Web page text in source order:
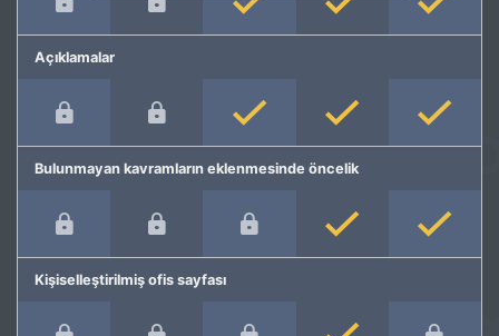
Açıklamalar
Bulunmayan kavramların eklenmesinde öncelik
Kişiselleştirilmiş ofis sayfası